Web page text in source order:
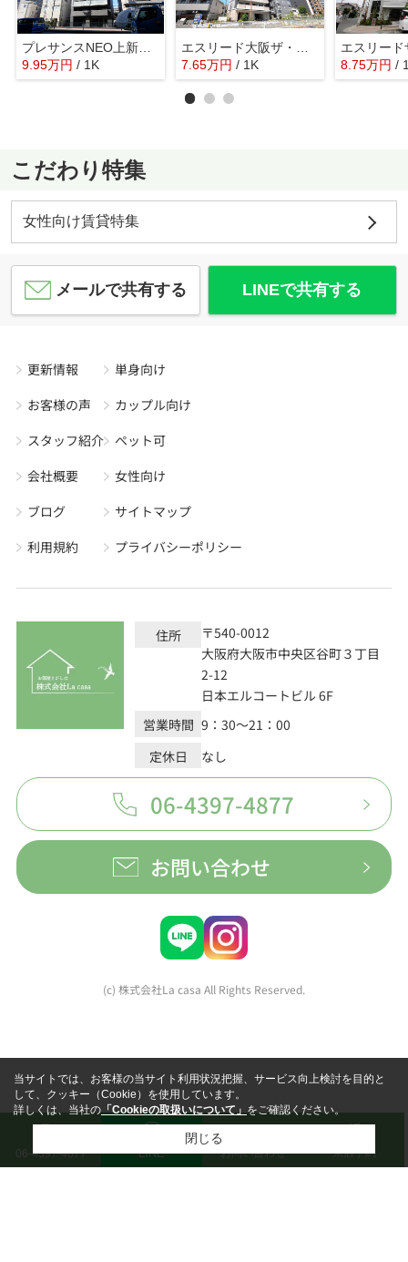
プレサンスNEO上新庄PRIMECRUIS
9.95万円 / 1K
7.65万円 / 1K 8.75万円 /
こだわり特集
女性向け賃貸特集
メールで共有する LINEで共有する
更新情報
お客様の声
スタッフ紹介
会社概要
ブログ
利用規約
単身向け
カップル向け
ペット可
女性向け
サイトマップ
プライバシーポリシー
住所
〒540-0012
大阪府大阪市中央区谷町３丁目
2-12
日本エルコートビル 6F
営業時間 9：30～21：00
定休日
なし
06-4397-4877
お問い合わせ
(c) 株式会社La casa All Rights Reserved.
06-4397-4877 LINE お問い合わせ 来店予約
当サイトでは、お客様の当サイト利用状況把握、サービス向上検討を目的と
して、クッキー（Cookie）を使用しています。
詳しくは、当社の「Cookieの取扱いについて」をご確認ください。
閉じる